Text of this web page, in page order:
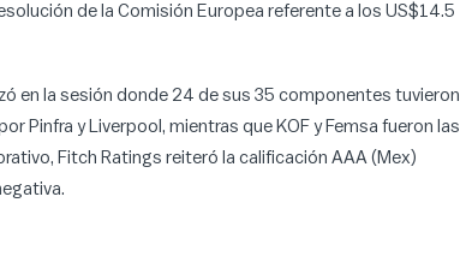
de la Comisión Europea referente a los US$14.5
en la sesión donde 24 de sus 35 componentes tuvieron
Pinfra y Liverpool, mientras que KOF y Femsa fueron las
Fitch Ratings reiteró la calificación AAA (Mex)